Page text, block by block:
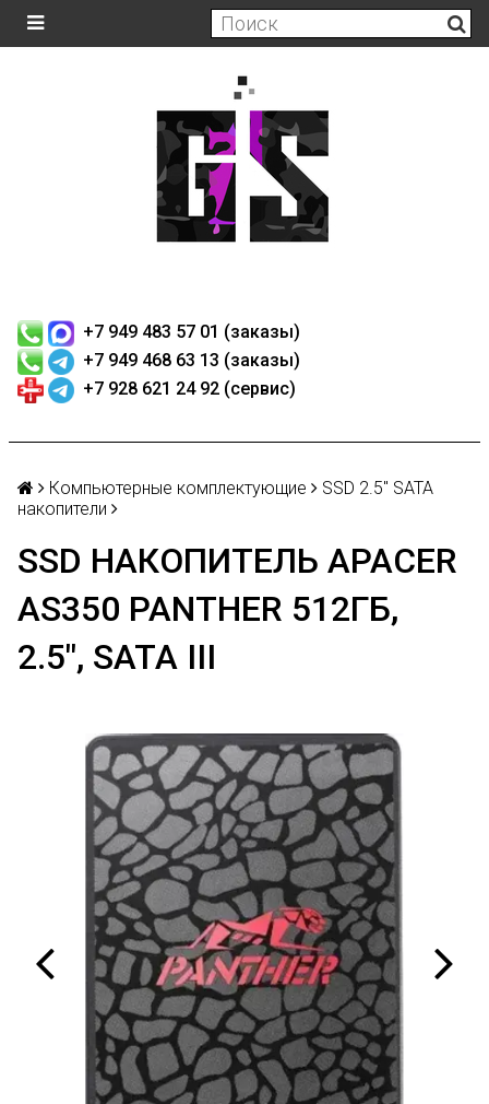
+7 949 483 57 01 (заказы)
+7 949 468 63 13 (заказы)
+7 928 621 24 92 (сервис)
Компьютерные комплектующие
SSD 2.5" SATA
накопители
SSD НАКОПИТЕЛЬ APACER
AS350 PANTHER 512ГБ,
2.5", SATA III